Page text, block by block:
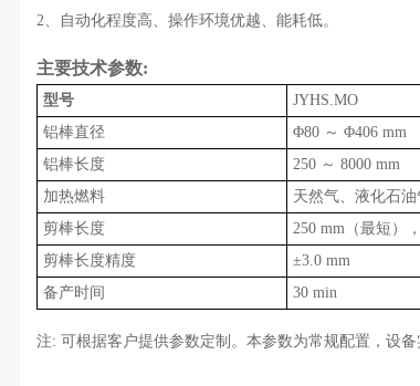
2、自动化程度高、操作环境优越、能耗低。
主要技术参数:
型号
JYHS.MO
铝棒直径
Φ80 ～ Φ406 mm
铝棒长度
250 ～ 8000 mm
加热燃料
天然气、液化石
剪棒长度
250 mm（最短）
剪棒长度精度
±3.0 mm
备产时间
30 min
注: 可根据客户提供参数定制。本参数为常规配置，设